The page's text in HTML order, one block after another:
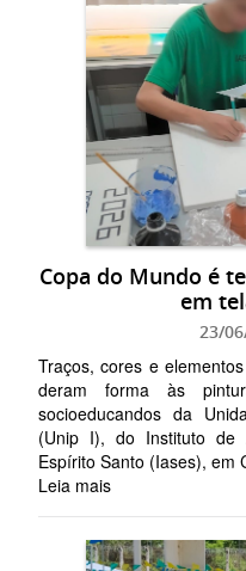
Copa do Mundo é
em
23/
Traços, cores e
deram forma às
socioeducandos da
(Unip I), do Instituto de
Espírito Santo (Iases), em
Leia mais